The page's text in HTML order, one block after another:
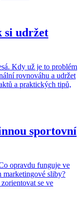
si udržet
Kdy už je to problém
rovnováhu a udržet
a praktických tipů,
sportovní
opravdu funguje ve
marketingové sliby?
se ve